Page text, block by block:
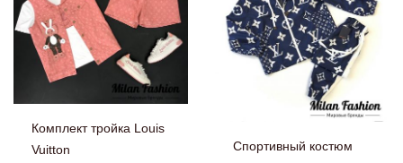
Комплект тройка Louis
Vuitton
Спортивный костюм